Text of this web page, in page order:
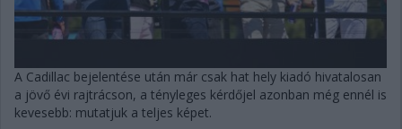
A Cadillac bejelentése után már csak hat hely kiadó hivatalosan
a jövő évi rajtrácson, a tényleges kérdőjel azonban még ennél is
kevesebb: mutatjuk a teljes képet.